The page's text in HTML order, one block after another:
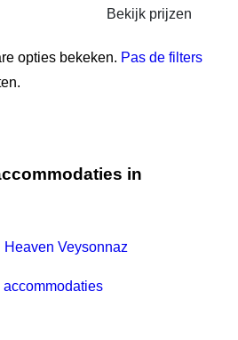
Bekijk prijzen
opties bekeken. Pas de filters
in
Veysonnaz